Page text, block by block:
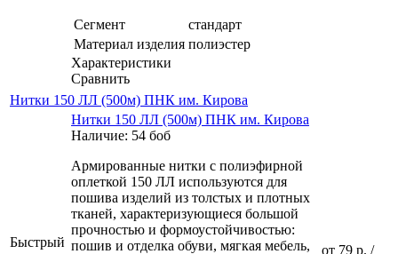
Сегмент
стандарт
Материал изделия полиэстер
Характеристики
Сравнить
Нитки 150 ЛЛ (500м) ПНК им. Кирова
Быстрый
Нитки 150 ЛЛ (500м) ПНК им. Кирова
Наличие: 54 боб
Армированные нитки с полиэфирной
оплеткой 150 ЛЛ используются для
пошива изделий из толстых и плотных
тканей, характеризующиеся большой
прочностью и формоустойчивостью:
пошив и отделка обуви, мягкая мебель,
от 79 р. /